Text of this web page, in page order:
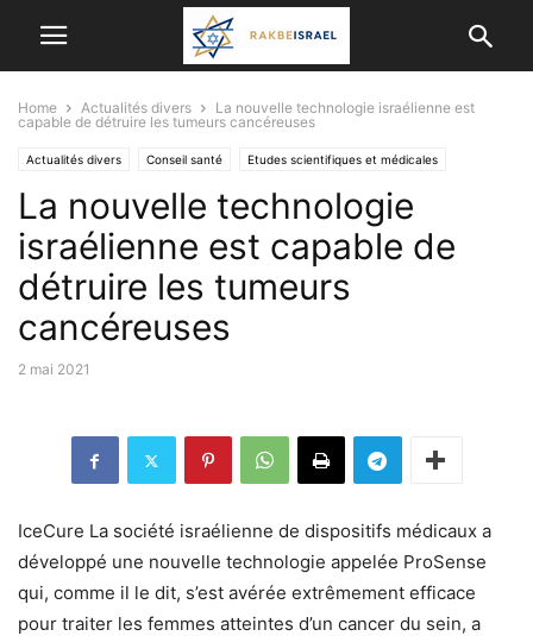
Home Actualités divers
La nouvelle technologie israélienne est
capable de détruire les tumeurs cancéreuses
Actualités divers Conseil santé Etudes scientifiques et médicales
RÉALISATIONS MÉDICALES
La nouvelle technologie
israélienne est capable de
détruire les tumeurs
cancéreuses
2 mai 2021
IceCure La société israélienne de dispositifs médicaux a
développé une nouvelle technologie appelée ProSense
qui, comme il le dit, s’est avérée extrêmement efficace
pour traiter les femmes atteintes d’un cancer du sein, a